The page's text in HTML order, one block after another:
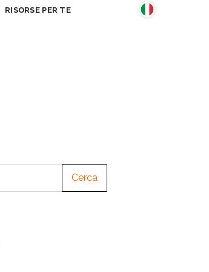
RISORSE PER TE
Cerca